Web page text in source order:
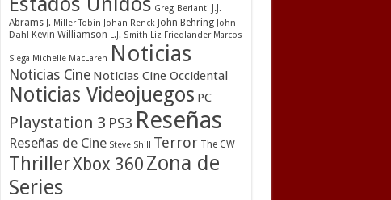
Greg Berlanti
J.J.
Abrams J. Miller Tobin Johan Renck John Behring John
Dahl Kevin Williamson L.J. Smith Liz Friedlander Marcos
Siega Michelle MacLaren Noticias
Noticias Cine Noticias Cine Occidental
Noticias Videojuegos PC
Playstation 3 PS3 Reseñas
Reseñas de Cine Steve Shill Terror The CW
ThrillerXbox 360 Zona de
Series